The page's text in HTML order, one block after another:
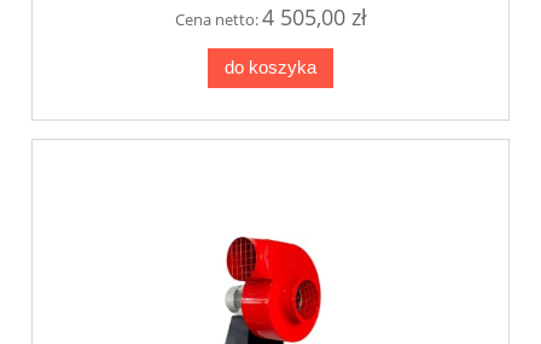
Cena netto:4 505,00 zł
do koszyka